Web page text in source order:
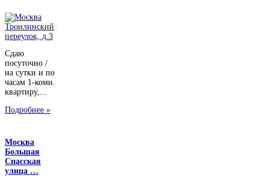
Сдаю
посуточно /
на сутки и по
часам 1-комн.
квартиру,...
Подробнее »
Москва
Большая
Спасская
улица …